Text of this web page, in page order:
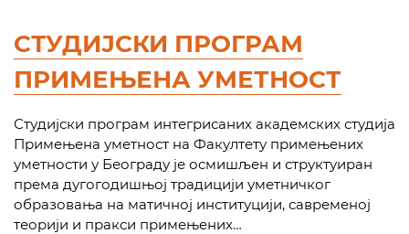
СТУДИЈСКИ ПРОГРАМ
ПРИМЕЊЕНА УМЕТНОСТ
Студијски програм интегрисаних академских студија
Примењена уметност на Факултету примењених
уметности у Београду је осмишљен и структуиран
према дугогодишњој традицији уметничког
образовања на матичној институцији, савременој
теорији и пракси примењених…